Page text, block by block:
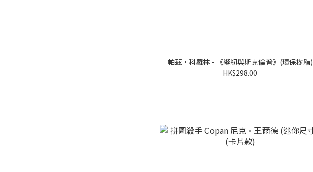
帕茲·科羅林 - 《縫紉與斯克倫普》(環保樹脂)
HK$298.00